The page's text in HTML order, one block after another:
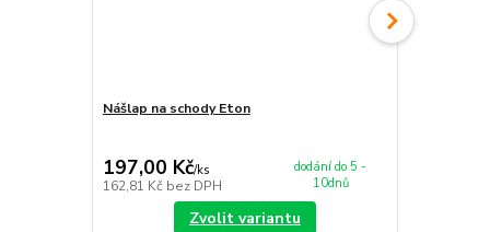
Nášlap na schody Eton
197,00 Kč/ks
162,81 Kč bez DPH
dodání do 5 -
10dnů
Zvolit variantu